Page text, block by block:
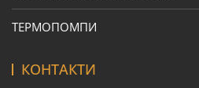
ТЕРМОПОМПИ
КОНТАКТИ